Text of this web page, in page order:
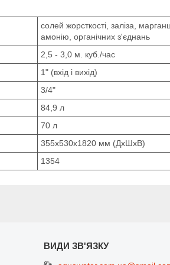
солей жорсткості, заліза,
амонію, органічних з'єднань
2,5 - 3,0 м. куб./час
1" (вхід і вихід)
3/4"
84,9 л
70 л
355х530х1820 мм (ДхШхВ)
1354